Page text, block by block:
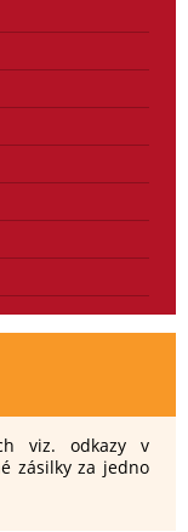
viz. odkazy v
zásilky za jedno